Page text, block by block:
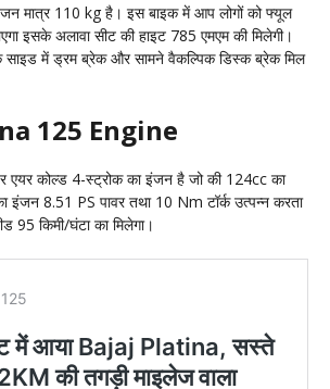
मात्र 110 kg है। इस बाइक में आप लोगों को फ्यूल
इसके अलावा सीट की हाइट 785 एमएम की मिलेगी।
में ड्रम ब्रेक और सामने वैकल्पिक डिस्क ब्रेक मिल
125 Engine
एयर कोल्ड 4-स्ट्रोक का इंजन है जो की 124cc का
इंजन 8.51 PS पावर तथा 10 Nm टॉर्क उत्पन्न करता
95 किमी/घंटा का मिलेगा।